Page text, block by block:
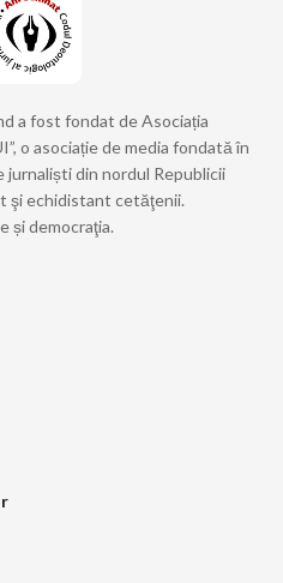
a fost fondat de Asociația
o asociație de media fondată în
jurnaliști din nordul Republicii
şi echidistant cetăţenii.
și democraţia.